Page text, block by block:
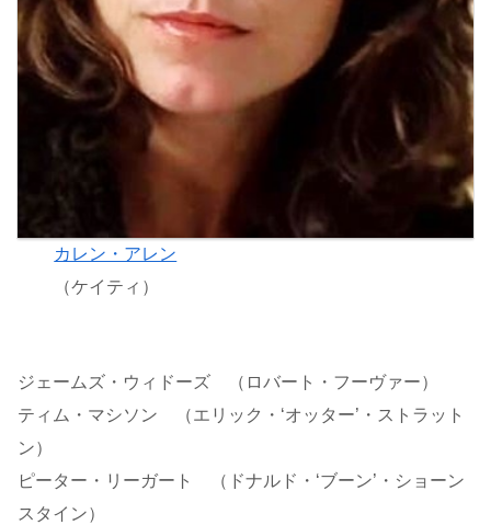
カレン・アレン
（ケイティ）
ジェームズ・ウィドーズ （ロバート・フーヴァー）
ティム・マシソン （エリック・‘オッター’・ストラット
ン）
ピーター・リーガート （ドナルド・‘ブーン’・ショーン
スタイン）